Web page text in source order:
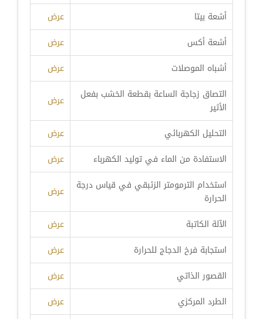
أشعة بيتا
عرض
أشعة أكس
عرض
أشباه الموصلات
عرض
التصاق زجاجة الساعة بقطعة الخشب بفعل
الأثير
عرض
التحليل الكهربائي
عرض
الاستفادة من الماء في توليد الكهرباء
عرض
استخدام الترمومتر الزئبقي في قياس درجة
الحرارة
عرض
الآلة الكاتبة
عرض
استجابة فرخ الدجاج للحرارة
عرض
القصور الذاتي
عرض
الطرد المركزي
عرض